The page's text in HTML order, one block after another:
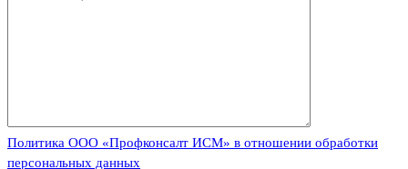
Политика ООО «Профконсалт ИСМ» в отношении обработки
персональных данных